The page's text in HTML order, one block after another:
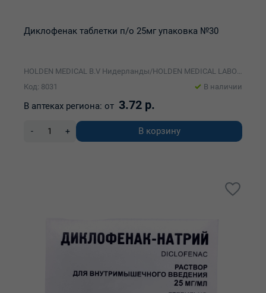
Диклофенак таблетки п/о 25мг упаковка №30
Код: 8031
В наличии
В аптеках региона: от 3.72 р.
- + В корзину